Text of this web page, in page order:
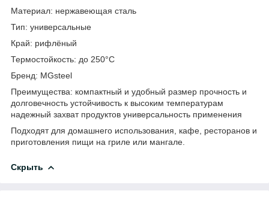
Материал: нержавеющая сталь
Тип: универсальные
Край: рифлёный
Термостойкость: до 250°C
Бренд: MGsteel
Преимущества: компактный и удобный размер прочность и
долговечность устойчивость к высоким температурам
надежный захват продуктов универсальность применения
Подходят для домашнего использования, кафе, ресторанов и
приготовления пищи на гриле или мангале.
Скрыть